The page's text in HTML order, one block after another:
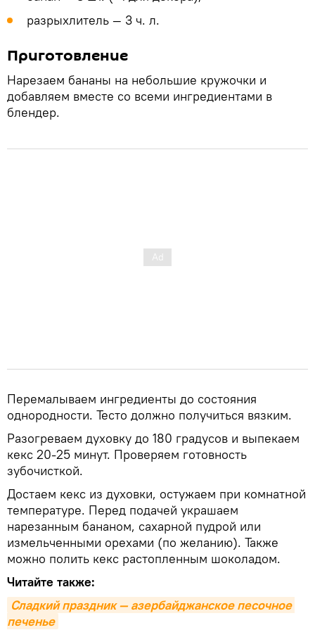
разрыхлитель — 3 ч. л.
Приготовление
Нарезаем бананы на небольшие кружочки и
добавляем вместе со всеми ингредиентами в
блендер.
Перемалываем ингредиенты до состояния
однородности. Тесто должно получиться вязким.
Разогреваем духовку до 180 градусов и выпекаем
кекс 20-25 минут. Проверяем готовность
зубочисткой.
Достаем кекс из духовки, остужаем при комнатной
температуре. Перед подачей украшаем
нарезанным бананом, сахарной пудрой или
измельченными орехами (по желанию). Также
можно полить кекс растопленным шоколадом.
Читайте также:
Сладкий праздник — азербайджанское песочное
печенье